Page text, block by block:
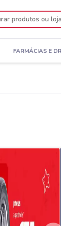
FARMÁCIAS E